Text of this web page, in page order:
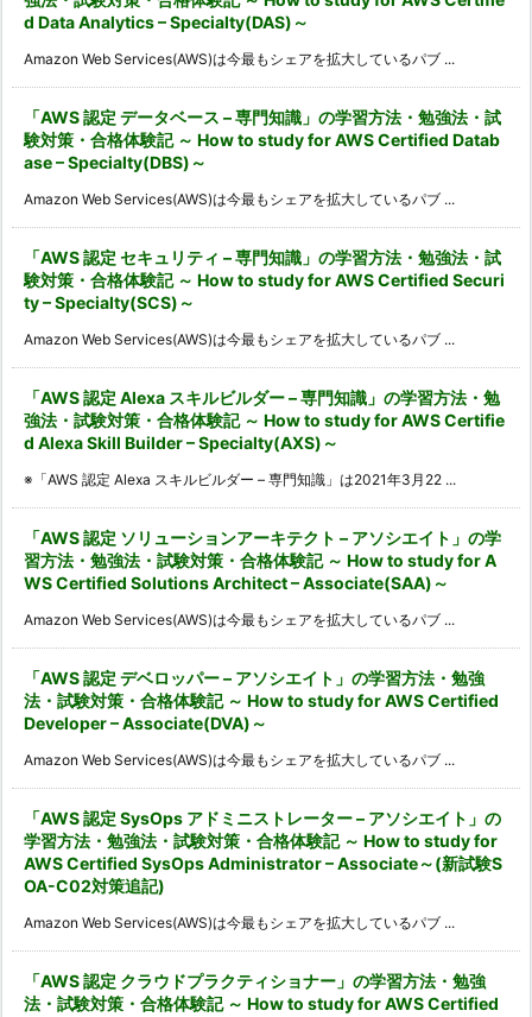
d Data Analytics – Specialty(DAS)～
Amazon Web Services(AWS)は今最もシェアを拡大しているパブ ...
「AWS 認定 データベース – 専門知識」の学習方法・勉強法・試
験対策・合格体験記 ～ How to study for AWS Certified Datab
ase – Specialty(DBS)～
Amazon Web Services(AWS)は今最もシェアを拡大しているパブ ...
「AWS 認定 セキュリティ – 専門知識」の学習方法・勉強法・試
験対策・合格体験記 ～ How to study for AWS Certified Securi
ty – Specialty(SCS)～
Amazon Web Services(AWS)は今最もシェアを拡大しているパブ ...
「AWS 認定 Alexa スキルビルダー – 専門知識」の学習方法・勉
強法・試験対策・合格体験記 ～ How to study for AWS Certifie
d Alexa Skill Builder – Specialty(AXS)～
※「AWS 認定 Alexa スキルビルダー – 専門知識」は2021年3月22 ...
「AWS 認定 ソリューションアーキテクト – アソシエイト」の学
習方法・勉強法・試験対策・合格体験記 ～ How to study for A
WS Certified Solutions Architect – Associate(SAA)～
Amazon Web Services(AWS)は今最もシェアを拡大しているパブ ...
「AWS 認定 デベロッパー – アソシエイト」の学習方法・勉強
法・試験対策・合格体験記 ～ How to study for AWS Certified
Developer – Associate(DVA)～
Amazon Web Services(AWS)は今最もシェアを拡大しているパブ ...
「AWS 認定 SysOps アドミニストレーター – アソシエイト」の
学習方法・勉強法・試験対策・合格体験記 ～ How to study for
AWS Certified SysOps Administrator – Associate～(新試験S
OA-C02対策追記)
Amazon Web Services(AWS)は今最もシェアを拡大しているパブ ...
「AWS 認定 クラウドプラクティショナー」の学習方法・勉強
法・試験対策・合格体験記 ～ How to study for AWS Certified